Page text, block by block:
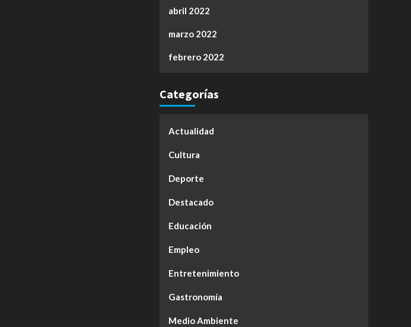
abril 2022
marzo 2022
febrero 2022
Categorías
Actualidad
Cultura
Deporte
Destacado
Educación
Empleo
Entretenimiento
Gastronomía
Medio Ambiente